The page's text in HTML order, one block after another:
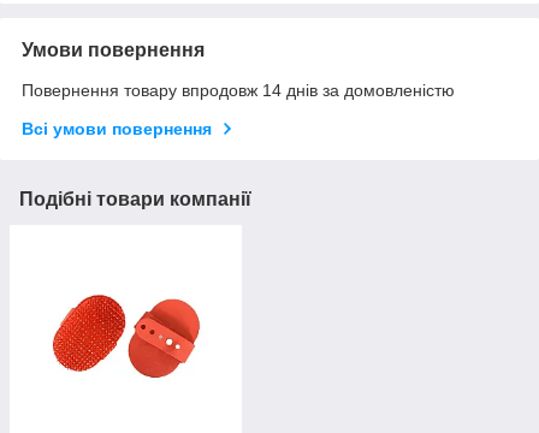
Умови повернення
Повернення товару впродовж 14 днів за домовленістю
Всі умови повернення
Подібні товари компанії